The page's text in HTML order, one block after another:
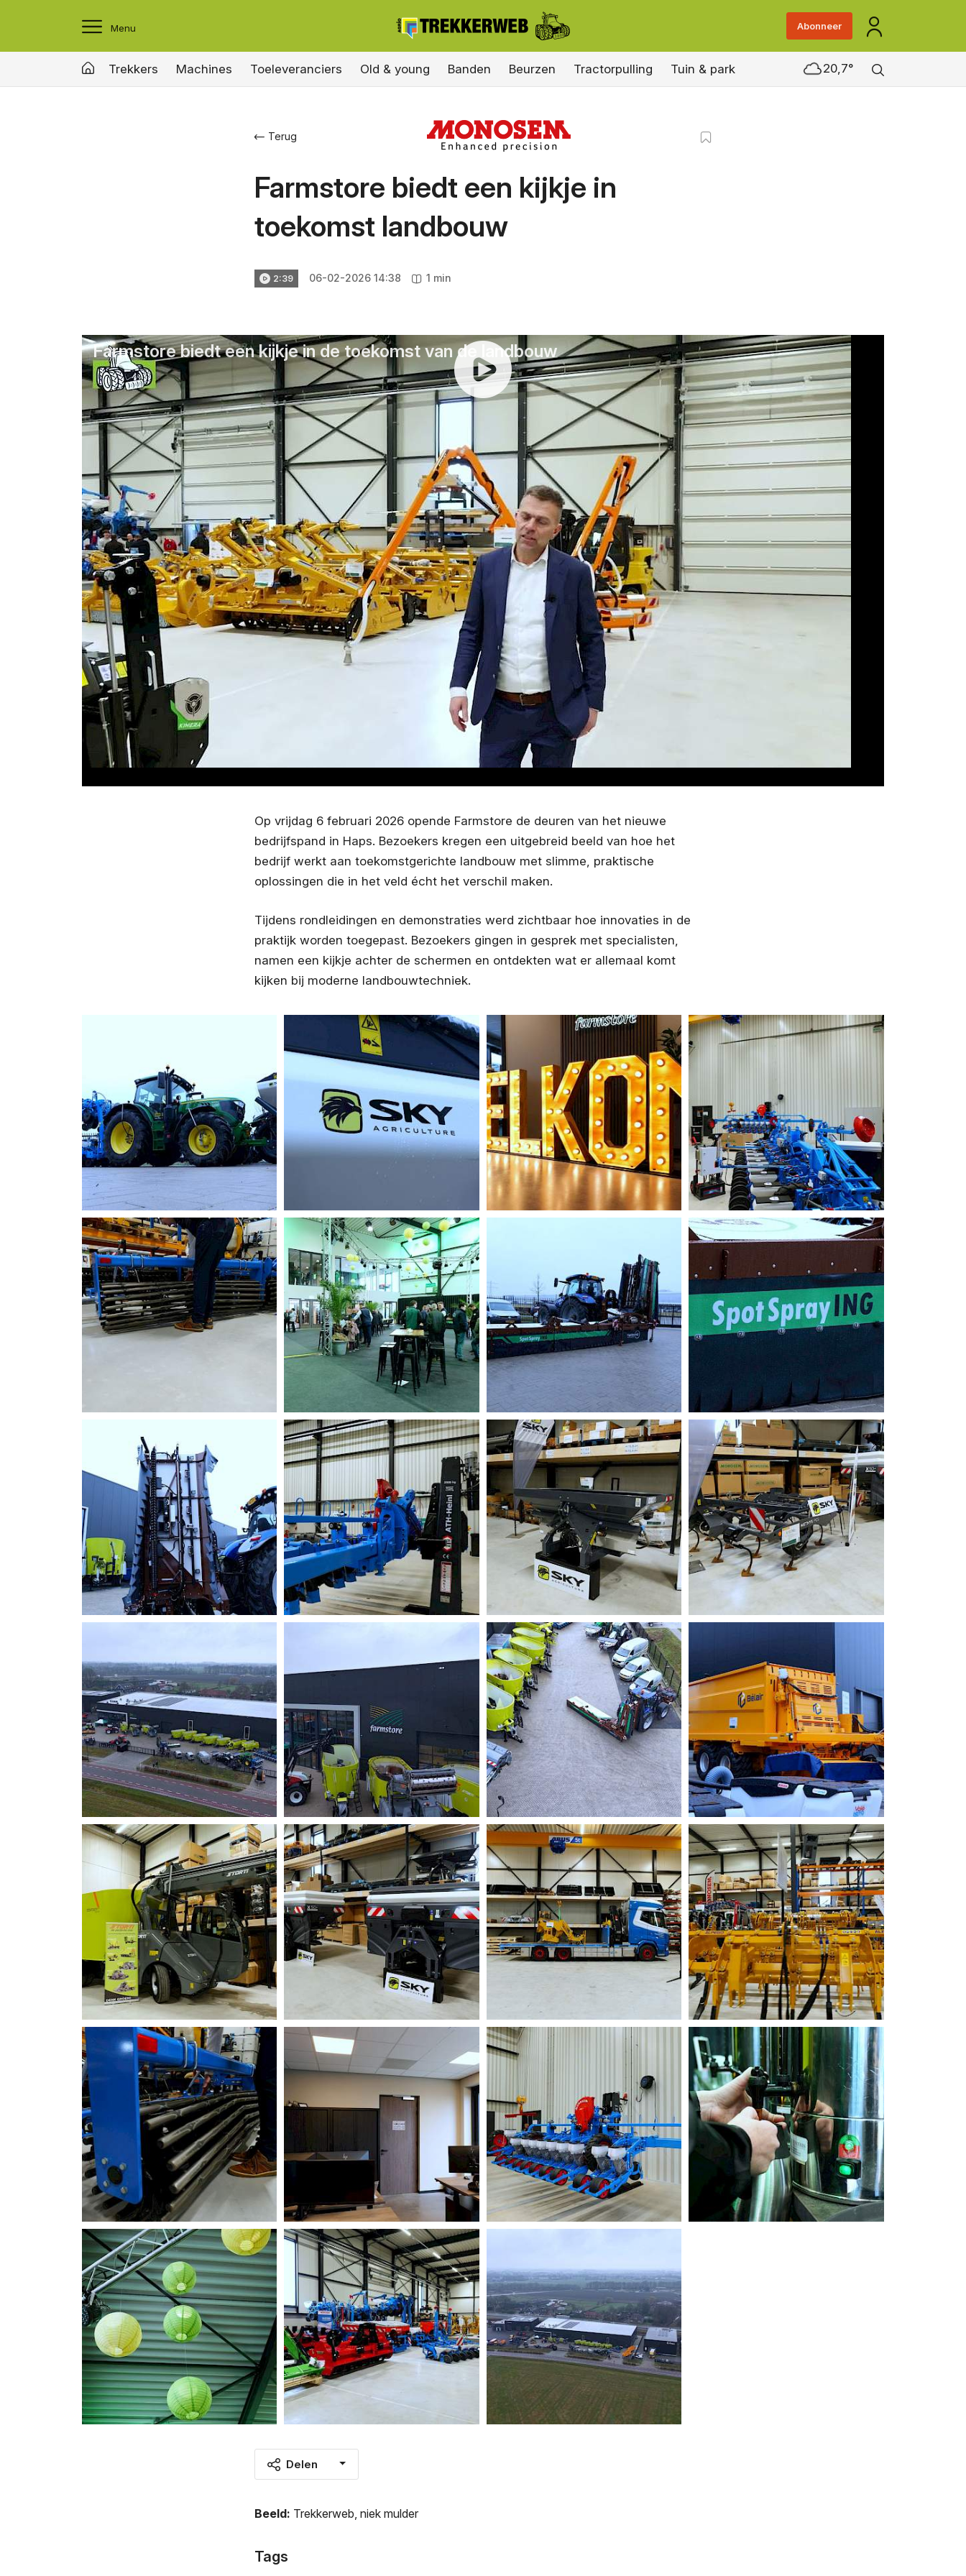
Menu Abonneer
Trekkers Machines Toeleveranciers Old & young Banden Beurzen Tractorpulling Tuin & park 20,7°
Terug
Farmstore biedt een kijkje in
toekomst landbouw
2:39 06-02-2026 14:38 1 min
Farmstore biedt een kijkje in de toekomst van de landbouw
Op vrijdag 6 februari 2026 opende Farmstore de deuren van het nieuwe
bedrijfspand in Haps. Bezoekers kregen een uitgebreid beeld van hoe het
bedrijf werkt aan toekomstgerichte landbouw met slimme, praktische
oplossingen die in het veld écht het verschil maken.
Tijdens rondleidingen en demonstraties werd zichtbaar hoe innovaties in de
praktijk worden toegepast. Bezoekers gingen in gesprek met specialisten,
namen een kijkje achter de schermen en ontdekten wat er allemaal komt
kijken bij moderne landbouwtechniek.
Delen
Beeld: Trekkerweb niek mulder
Tags